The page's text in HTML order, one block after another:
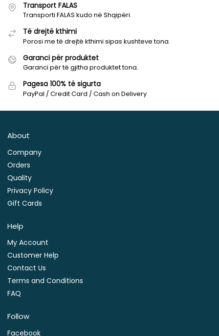
Transport FALAS
Transporti FALAS kudo në Shqipëri.
Të drejtë kthimi
Porosi me të drejtë kthimi sipas kushteve tona.
Garanci për produktet
Garanci për të gjitha produktet tona.
Pagesa 100% të sigurta
PayPal / Credit Card / Cash on Delivery
About
Company
Orders
Quality
Privacy Policy
Gift Cards
Help
My Account
Customer Help
Contact Us
Terms and Conditions
FAQ
Follow
Facebook